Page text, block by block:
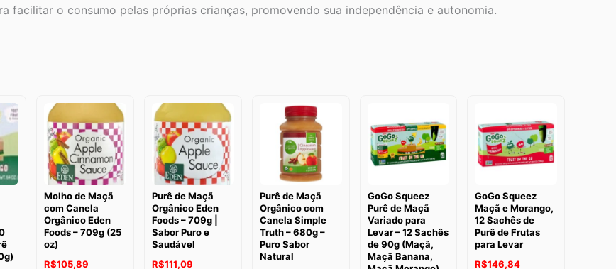
facilitar o consumo pelas próprias crianças, promovendo sua independência e autonomia.
Molho de Maçã
com Canela
Orgânico Eden
Foods – 709g (25
oz)
O
R$105,89
Purê de Maçã
Orgânico Eden
Foods – 709g |
Sabor Puro e
Saudável
O
R$111,09
Purê de Maçã
Orgânico com
Canela Simple
Truth – 680g –
Puro Sabor
Natural
GoGo Squeez
Purê de Maçã
Variado para
Levar – 12 Sachês
de 90g (Maçã,
Maçã Banana,
GoGo Squeez
Maçã e Morango,
12 Sachês de
Purê de Frutas
para Levar
R$146,84